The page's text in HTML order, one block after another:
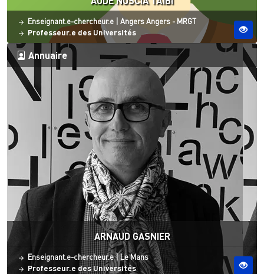
Statut
Enseignant.e-chercheur.e Site ESO
AngersAngers - MRGT
Professeur.e des Universités
Annuaire
ARNAUD GASNIER
Statut
Enseignant.e-chercheur.e|Site ESO
Le Mans
Professeur.e des Universités